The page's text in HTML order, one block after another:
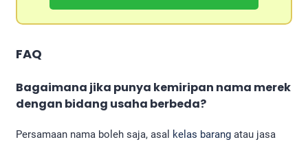
FAQ
Bagaimana jika punya kemiripan nama merek
dengan bidang usaha berbeda?
Persamaan nama boleh saja, asal kelas barang atau jasa